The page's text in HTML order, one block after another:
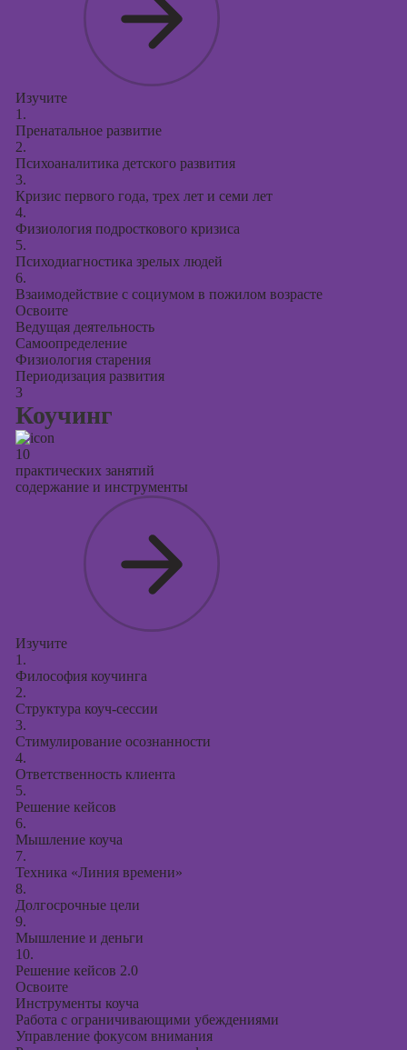
Изучите
1.
Пренатальное развитие
2.
Психоаналитика детского развития
3.
Кризис первого года, трех лет и семи лет
4.
Физиология подросткового кризиса
5.
Психодиагностика зрелых людей
6.
Взаимодействие с социумом в пожилом возрасте
Освоите
Ведущая деятельность
Самоопределение
Физиология старения
Периодизация развития
3
Коучинг
10
практических занятий
содержание и инструменты
Изучите
1.
Философия коучинга
2.
Структура коуч-сессии
3.
Стимулирование осознанности
4.
Ответственность клиента
5.
Решение кейсов
6.
Мышление коуча
7.
Техника «Линия времени»
8.
Долгосрочные цели
9.
Мышление и деньги
10.
Решение кейсов 2.0
Освоите
Инструменты коуча
Работа с ограничивающими убеждениями
Управление фокусом внимания